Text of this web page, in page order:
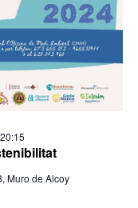
Muro de Alcoy